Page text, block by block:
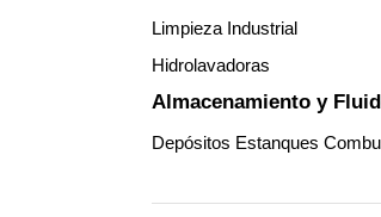
Limpieza Industrial
Hidrolavadoras
Almacenamiento y
Depósitos Estanques